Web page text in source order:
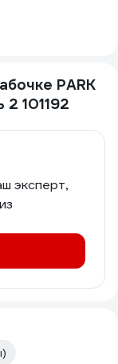
PARK
101192
эксперт,